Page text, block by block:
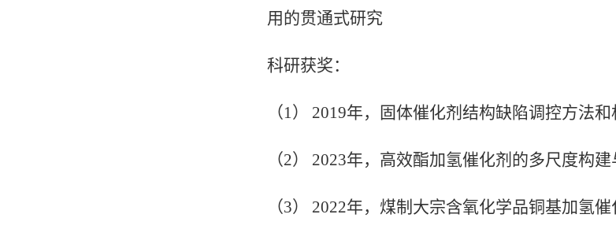
用的贯通式研究
科研获奖：
（1） 2019年，固体催化剂结构缺陷调控方法
（2） 2023年，高效酯加氢催化剂的多尺度构
（3） 2022年，煤制大宗含氧化学品铜基加氢